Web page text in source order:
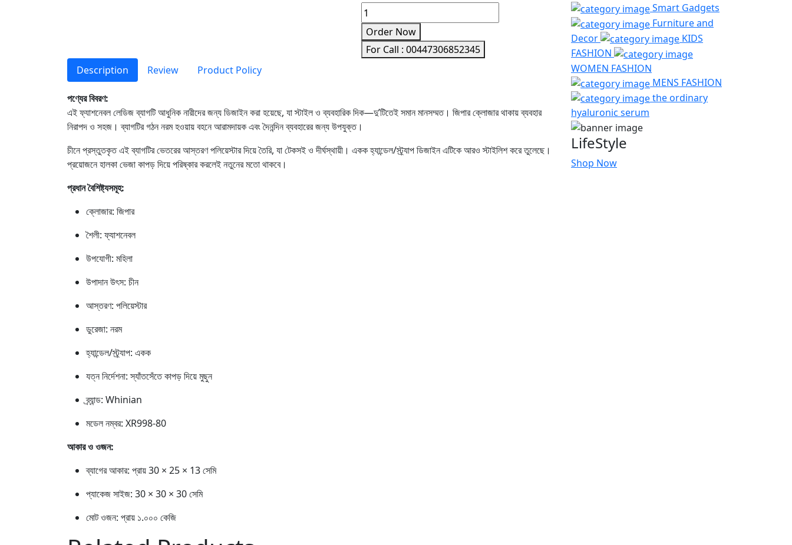
Order Now
For Call : 00447306852345
Description
Review Product Policy
পণ্যের বিবরণ:
এই ফ্যাশনেবল লেডিজ ব্যাগটি আধুনিক নারীদের জন্য ডিজাইন করা হয়েছে, যা স্টাইল ও ব্যবহারিক দিক—দু’টিতেই সমান মানসম্মত। জিপার ক্লোজার থাকায় ব্যবহার
নিরাপদ ও সহজ। ব্যাগটির গঠন নরম হওয়ায় বহনে আরামদায়ক এবং দৈনন্দিন ব্যবহারের জন্য উপযুক্ত।
চীনে প্রস্তুতকৃত এই ব্যাগটির ভেতরের আস্তরণ পলিয়েস্টার দিয়ে তৈরি, যা টেকসই ও দীর্ঘস্থায়ী। একক হ্যান্ডেল/স্ট্র্যাপ ডিজাইন এটিকে আরও স্টাইলিশ করে তুলেছে।
প্রয়োজনে হালকা ভেজা কাপড় দিয়ে পরিষ্কার করলেই নতুনের মতো থাকবে।
প্রধান বৈশিষ্ট্যসমূহ:
ক্লোজার: জিপার
শৈলী: ফ্যাশনেবল
উপযোগী: মহিলা
উপাদান উৎস: চীন
আস্তরণ: পলিয়েস্টার
ডুরেজা: নরম
হ্যান্ডেল/স্ট্র্যাপ: একক
যত্ন নির্দেশনা: স্যাঁতসেঁতে কাপড় দিয়ে মুছুন
ব্র্যান্ড: Whinian
মডেল নম্বর: XR998-80
আকার ও ওজন:
ব্যাগের আকার: প্রায় 30 × 25 × 13 সেমি
প্যাকেজ সাইজ: 30 × 30 × 30 সেমি
মোট ওজন: প্রায় ১.০০০ কেজি
Smart Gadgets
Furniture and
Decor
KIDS
FASHION
WOMEN FASHION
MENS FASHION
the ordinary
hyaluronic serum
LifeStyle
Shop Now